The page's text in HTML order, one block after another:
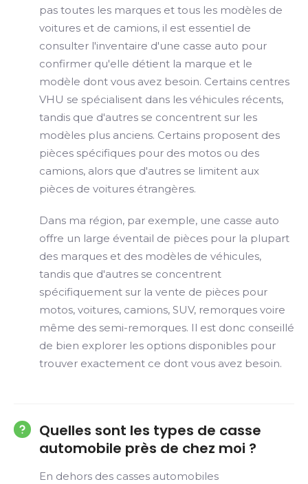
pas toutes les marques et tous les modèles de
voitures et de camions, il est essentiel de
consulter l'inventaire d'une casse auto pour
confirmer qu'elle détient la marque et le
modèle dont vous avez besoin. Certains centres
VHU se spécialisent dans les véhicules récents,
tandis que d'autres se concentrent sur les
modèles plus anciens. Certains proposent des
pièces spécifiques pour des motos ou des
camions, alors que d'autres se limitent aux
pièces de voitures étrangères.
Dans ma région, par exemple, une casse auto
offre un large éventail de pièces pour la plupart
des marques et des modèles de véhicules,
tandis que d'autres se concentrent
spécifiquement sur la vente de pièces pour
motos, voitures, camions, SUV, remorques voire
même des semi-remorques. Il est donc conseillé
de bien explorer les options disponibles pour
trouver exactement ce dont vous avez besoin.
Quelles sont les types de casse
automobile près de chez moi ?
En dehors des casses automobiles